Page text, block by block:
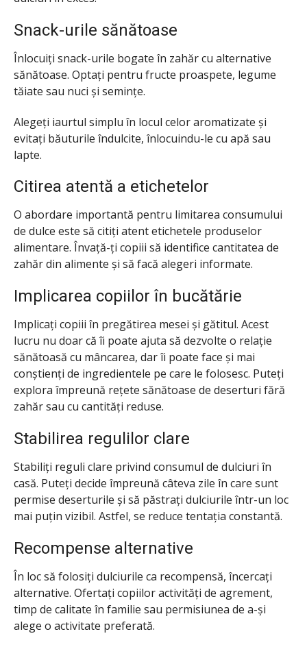
Snack-urile sănătoase
Înlocuiți snack-urile bogate în zahăr cu alternative
sănătoase. Optați pentru fructe proaspete, legume
tăiate sau nuci și semințe.
Alegeți iaurtul simplu în locul celor aromatizate și
evitați băuturile îndulcite, înlocuindu-le cu apă sau
lapte.
Citirea atentă a etichetelor
O abordare importantă pentru limitarea consumului
de dulce este să citiți atent etichetele produselor
alimentare. Învață-ți copiii să identifice cantitatea de
zahăr din alimente și să facă alegeri informate.
Implicarea copiilor în bucătărie
Implicați copiii în pregătirea mesei și gătitul. Acest
lucru nu doar că îi poate ajuta să dezvolte o relație
sănătoasă cu mâncarea, dar îi poate face și mai
conștienți de ingredientele pe care le folosesc. Puteți
explora împreună rețete sănătoase de deserturi fără
zahăr sau cu cantități reduse.
Stabilirea regulilor clare
Stabiliți reguli clare privind consumul de dulciuri în
casă. Puteți decide împreună câteva zile în care sunt
permise deserturile și să păstrați dulciurile într-un loc
mai puțin vizibil. Astfel, se reduce tentația constantă.
Recompense alternative
În loc să folosiți dulciurile ca recompensă, încercați
alternative. Ofertați copiilor activități de agrement,
timp de calitate în familie sau permisiunea de a-și
alege o activitate preferată.